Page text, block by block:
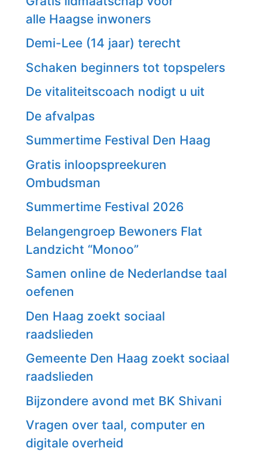
alle Haagse inwoners
Demi-Lee (14 jaar) terecht
Schaken beginners tot topspelers
De vitaliteitscoach nodigt u uit
De afvalpas
Summertime Festival Den Haag
Gratis inloopspreekuren
Ombudsman
Summertime Festival 2026
Belangengroep Bewoners Flat
Landzicht “Monoo”
Samen online de Nederlandse taal
oefenen
Den Haag zoekt sociaal
raadslieden
Gemeente Den Haag zoekt sociaal
raadslieden
Bijzondere avond met BK Shivani
Vragen over taal, computer en
digitale overheid